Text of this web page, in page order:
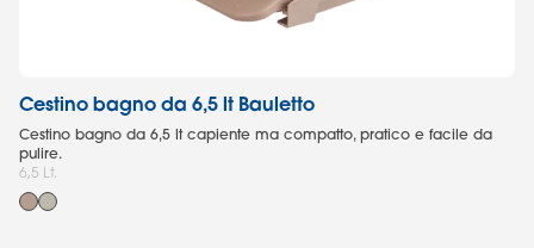
Cestino bagno da 6,5 lt Bauletto
Cestino bagno da 6,5 lt capiente ma compatto, pratico e facile da
pulire.
6,5 Lt.